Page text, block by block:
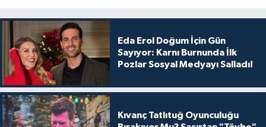
Eda Erol Doğum İçin Gün
Sayıyor: Karnı Burnunda İlk
Pozlar Sosyal Medyayı Salladı!
Kıvanç Tatlıtuğ Oyunculuğu